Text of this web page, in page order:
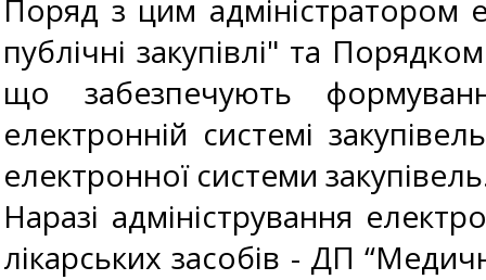
Поряд з цим адміністратором
публічні закупівлі" та
що забезпечують
електронній системі
електронної системи
Наразі адміністрування
лікарських засобів - ДП